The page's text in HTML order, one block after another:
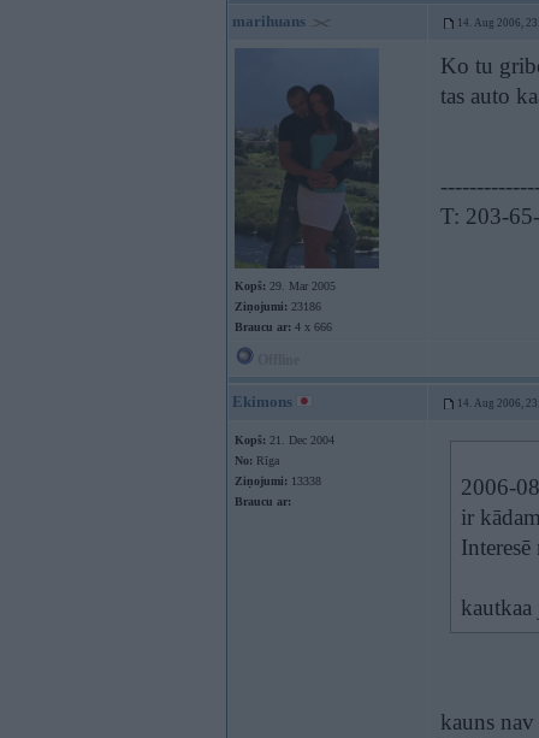
marihuans 14. Aug 2006,
Kopš: 29. Mar 2005
Ziņojumi: 23186
Braucu ar: 4 x 666
Ko tu
tas auto
T: 203-
Ekimons 14. Aug 2006,
Kopš: 21. Dec 2004
No: Rīga
Ziņojumi: 13338
Braucu ar:
2006-
ir
kauns